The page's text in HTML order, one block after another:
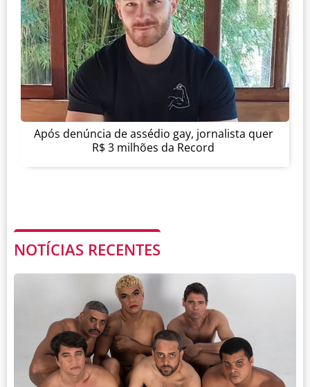
Após denúncia de assédio gay, jornalista quer
R$ 3 milhões da Record
NOTÍCIAS RECENTES